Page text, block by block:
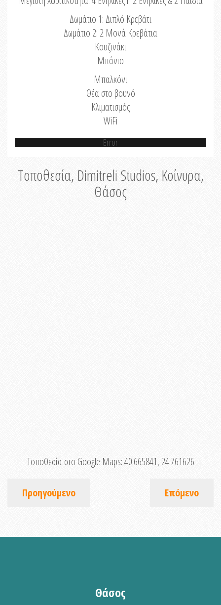
Δωμάτιο 1: Διπλό Κρεβάτι
Δωμάτιο 2: 2 Μονά Κρεβάτια
Κουζινάκι
Μπάνιο
Μπαλκόνι
Θέα στο βουνό
Κλιματισμός
WiFi
Error
Τοποθεσία, Dimitreli Studios, Κοίνυρα,
Θάσος
Τοποθεσία στο Google Maps:40.665841, 24.761626
Προηγούμενο Επόμενο
Θάσος